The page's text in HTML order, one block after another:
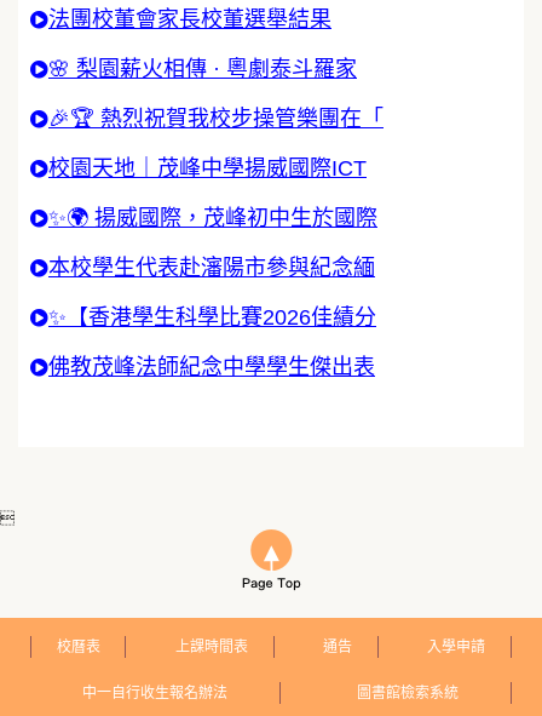
法團校董會家長校董選舉結果
🌸 梨園薪火相傳 · 粵劇泰斗羅家
🎉🏆 熱烈祝賀我校步操管樂團在「
校園天地｜茂峰中學揚威國際ICT
✨🌍 揚威國際，茂峰初中生於國際
本校學生代表赴瀋陽市參與紀念緬
✨【香港學生科學比賽2026佳績分
佛教茂峰法師紀念中學學生傑出表

校曆表 上課時間表 通告 入學申請
中一自行收生報名辦法 圖書館檢索系統